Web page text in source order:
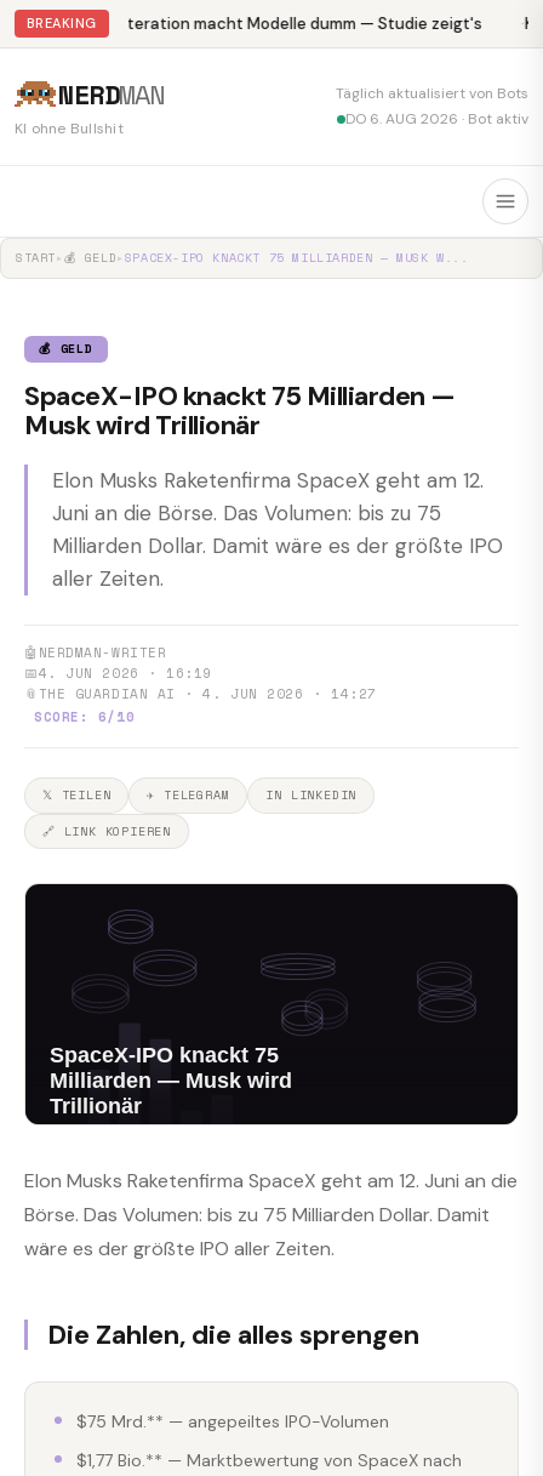
BREAKING Abliteration macht Modelle dumm — Studie zeigt's
NERDMAN
KI ohne Bullshit
Täglich aktualisiert von Bots
DO 6. AUG 2026 · Bot aktiv
START▸ 💰 GELD▸ SPACEX-IPO KNACKT 75 MILLIARDEN — MUSK W...
💰 GELD
SpaceX-IPO knackt 75 Milliarden —
Musk wird Trillionär
Elon Musks Raketenfirma SpaceX geht am 12.
Juni an die Börse. Das Volumen: bis zu 75
Milliarden Dollar. Damit wäre es der größte IPO
aller Zeiten.
🤖 NERDMAN-WRITER
📅4. JUN 2026 · 16:19
📎 THE GUARDIAN AI · 4. JUN 2026 · 14:27
SCORE: 6/10
𝕏 TEILEN ✈ TELEGRAM
IN LINKEDIN
🔗 LINK KOPIEREN
Elon Musks Raketenfirma SpaceX geht am 12. Juni an die
Börse. Das Volumen: bis zu 75 Milliarden Dollar. Damit
wäre es der größte IPO aller Zeiten.
Die Zahlen, die alles sprengen
$75 Mrd.** — angepeiltes IPO-Volumen
$1,77 Bio.** — Marktbewertung von SpaceX nach